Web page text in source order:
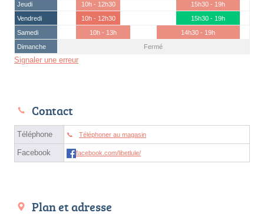
Jeudi
10h - 12h30
15h30 - 19h
Vendredi
10h - 12h30
15h30 - 19h
Samedi
10h - 13h
14h30 - 19h
Dimanche
Fermé
Signaler une erreur
Contact
Téléphone Téléphoner au magasin
Facebook facebook.com/libetlule/
Plan et adresse